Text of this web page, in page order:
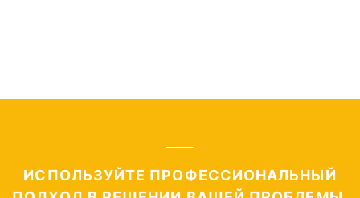
ИСПОЛЬЗУЙТЕ ПРОФЕССИОНАЛЬНЫЙ